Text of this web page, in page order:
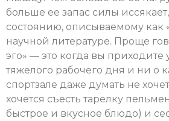
больше ее запас силы
состоянию, описываемому как
научной литературе. Проще
эго» — это когда вы приходите
тяжелого рабочего дня и ни о
спортзале даже думать не
хочется съесть тарелку
быстрое и вкусное блюдо) и